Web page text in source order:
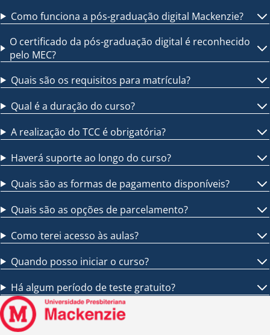
Como funciona a pós-graduação digital Mackenzie?
O certificado da pós-graduação digital é reconhecido
pelo MEC?
Quais são os requisitos para matrícula?
Qual é a duração do curso?
A realização do TCC é obrigatória?
Haverá suporte ao longo do curso?
Quais são as formas de pagamento disponíveis?
Quais são as opções de parcelamento?
Como terei acesso às aulas?
Quando posso iniciar o curso?
Há algum período de teste gratuito?